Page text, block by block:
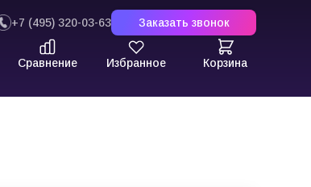
+7 (495) 320-03-63 Заказать звонок
Сравнение Избранное Корзина